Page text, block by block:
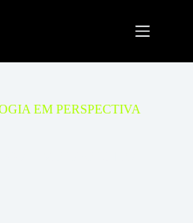
EM PERSPECTIVA